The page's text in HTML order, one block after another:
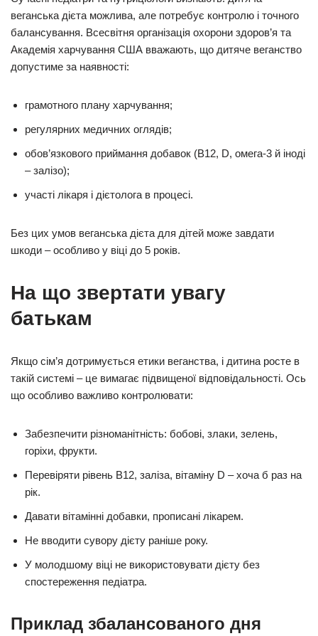
веганська дієта можлива, але потребує контролю і точного
балансування. Всесвітня організація охорони здоров’я та
Академія харчування США вважають, що дитяче веганство
допустиме за наявності:
грамотного плану харчування;
регулярних медичних оглядів;
обов’язкового приймання добавок (B12, D, омега-3 й іноді
– залізо);
участі лікаря і дієтолога в процесі.
Без цих умов веганська дієта для дітей може завдати
шкоди – особливо у віці до 5 років.
На що звертати увагу
батькам
Якщо сім’я дотримується етики веганства, і дитина росте в
такій системі – це вимагає підвищеної відповідальності. Ось
що особливо важливо контролювати:
Забезпечити різноманітність: бобові, злаки, зелень,
горіхи, фрукти.
Перевіряти рівень B12, заліза, вітаміну D – хоча б раз на
рік.
Давати вітамінні добавки, прописані лікарем.
Не вводити сувору дієту раніше року.
У молодшому віці не використовувати дієту без
спостереження педіатра.
Приклад збалансованого дня